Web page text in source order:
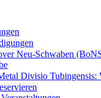
Neu-Schwaben
Divisio Tubingensis: